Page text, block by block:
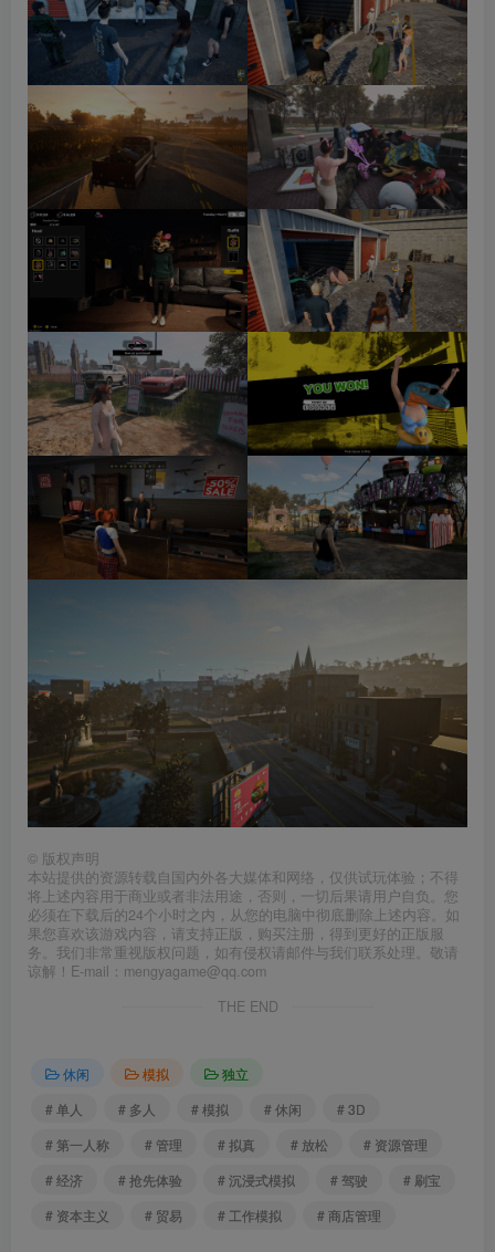
© 版权声明
本站提供的资源转载自国内外各大媒体和网络，仅供试玩体验；不得
将上述内容用于商业或者非法用途，否则，一切后果请用户自负。您
必须在下载后的24个小时之内，从您的电脑中彻底删除上述内容。如
果您喜欢该游戏内容，请支持正版，购买注册，得到更好的正版服
务。我们非常重视版权问题，如有侵权请邮件与我们联系处理。敬请
谅解！E-mail：mengyagame@qq.com
THE END
休闲 模拟
独立
# 单人
# 多人 # 模拟 # 休闲
# 3D
# 第一人称
# 管理 # 拟真 # 放松
# 资源管理
# 经济
# 抢先体验 # 沉浸式模拟 # 驾驶
# 刷宝
# 资本主义
# 贸易 # 工作模拟 # 商店管理